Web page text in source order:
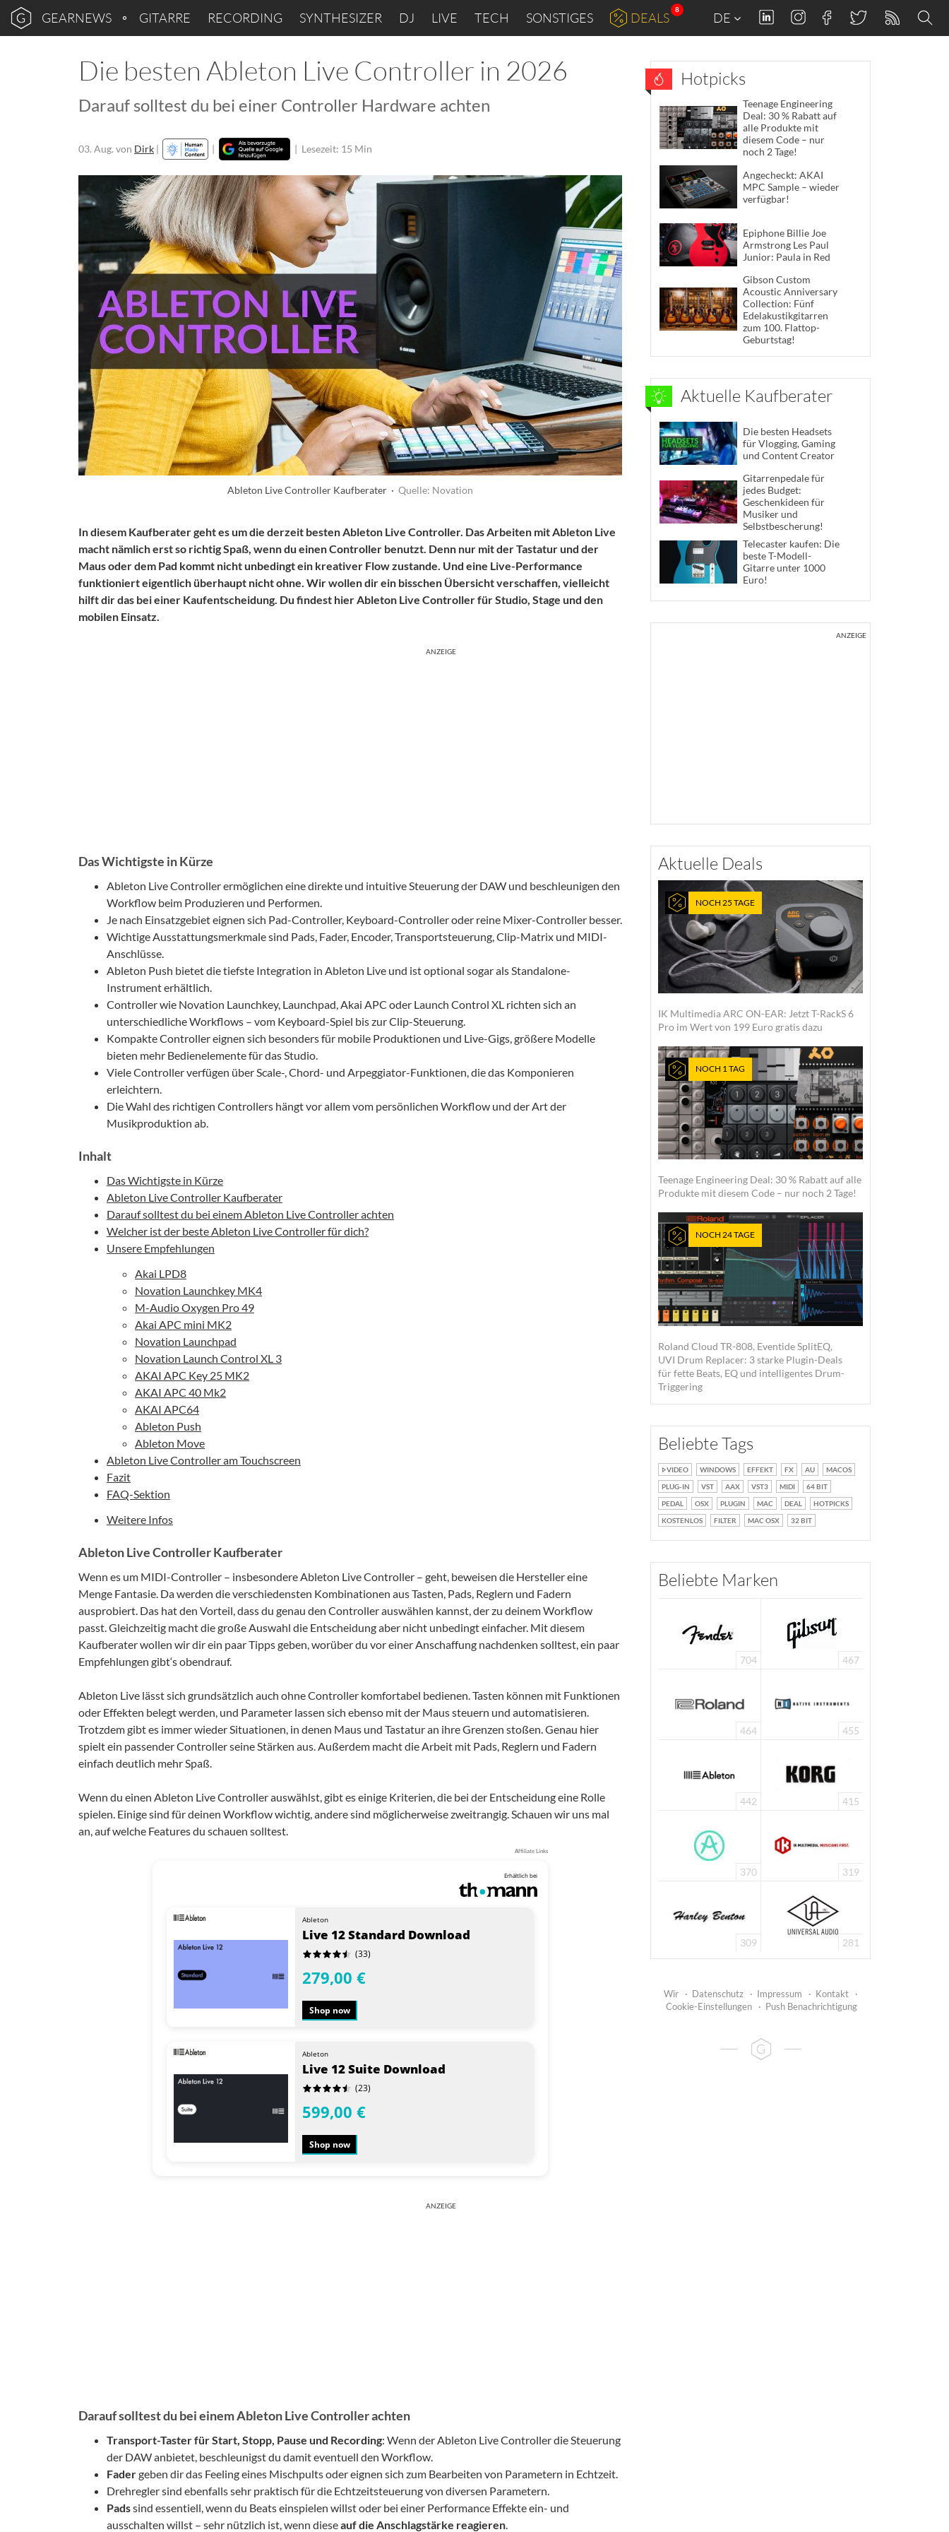
GEARNEWS GITARRE RECORDING SYNTHESIZER DJ LIVE TECH SONSTIGES DEALS
8
DE
Die besten Ableton Live Controller in 2026
Darauf solltest du bei einer Controller Hardware achten
03. Aug. von Dirk | | | Lesezeit: 15 Min
Ableton Live Controller Kaufberater · Quelle: Novation
In diesem Kaufberater geht es um die derzeit besten Ableton Live Controller. Das Arbeiten mit Ableton Live
macht nämlich erst so richtig Spaß, wenn du einen Controller benutzt. Denn nur mit der Tastatur und der
Maus oder dem Pad kommt nicht unbedingt ein kreativer Flow zustande. Und eine Live-Performance
funktioniert eigentlich überhaupt nicht ohne. Wir wollen dir ein bisschen Übersicht verschaffen, vielleicht
hilft dir das bei einer Kaufentscheidung. Du findest hier Ableton Live Controller für Studio, Stage und den
mobilen Einsatz.
ANZEIGE
Das Wichtigste in Kürze
Ableton Live Controller ermöglichen eine direkte und intuitive Steuerung der DAW und beschleunigen den
Workflow beim Produzieren und Performen.
Je nach Einsatzgebiet eignen sich Pad-Controller, Keyboard-Controller oder reine Mixer-Controller besser.
Wichtige Ausstattungsmerkmale sind Pads, Fader, Encoder, Transportsteuerung, Clip-Matrix und MIDI-
Anschlüsse.
Ableton Push bietet die tiefste Integration in Ableton Live und ist optional sogar als Standalone-
Instrument erhältlich.
Controller wie Novation Launchkey, Launchpad, Akai APC oder Launch Control XL richten sich an
unterschiedliche Workflows – vom Keyboard-Spiel bis zur Clip-Steuerung.
Kompakte Controller eignen sich besonders für mobile Produktionen und Live-Gigs, größere Modelle
bieten mehr Bedienelemente für das Studio.
Viele Controller verfügen über Scale-, Chord- und Arpeggiator-Funktionen, die das Komponieren
erleichtern.
Die Wahl des richtigen Controllers hängt vor allem vom persönlichen Workflow und der Art der
Musikproduktion ab.
Inhalt
Das Wichtigste in Kürze
Ableton Live Controller Kaufberater
Darauf solltest du bei einem Ableton Live Controller achten
Welcher ist der beste Ableton Live Controller für dich?
Unsere Empfehlungen
Akai LPD8
Novation Launchkey MK4
M-Audio Oxygen Pro 49
Akai APC mini MK2
Novation Launchpad
Novation Launch Control XL 3
AKAI APC Key 25 MK2
AKAI APC 40 Mk2
AKAI APC64
Ableton Push
Ableton Move
Ableton Live Controller am Touchscreen
Fazit
FAQ-Sektion
Weitere Infos
Ableton Live Controller Kaufberater
Wenn es um MIDI-Controller – insbesondere Ableton Live Controller – geht, beweisen die Hersteller eine
Menge Fantasie. Da werden die verschiedensten Kombinationen aus Tasten, Pads, Reglern und Fadern
ausprobiert. Das hat den Vorteil, dass du genau den Controller auswählen kannst, der zu deinem Workflow
passt. Gleichzeitig macht die große Auswahl die Entscheidung aber nicht unbedingt einfacher. Mit diesem
Kaufberater wollen wir dir ein paar Tipps geben, worüber du vor einer Anschaffung nachdenken solltest, ein paar
Empfehlungen gibt‘s obendrauf.
Ableton Live lässt sich grundsätzlich auch ohne Controller komfortabel bedienen. Tasten können mit Funktionen
oder Effekten belegt werden, und Parameter lassen sich ebenso mit der Maus steuern und automatisieren.
Trotzdem gibt es immer wieder Situationen, in denen Maus und Tastatur an ihre Grenzen stoßen. Genau hier
spielt ein passender Controller seine Stärken aus. Außerdem macht die Arbeit mit Pads, Reglern und Fadern
einfach deutlich mehr Spaß.
Wenn du einen Ableton Live Controller auswählst, gibt es einige Kriterien, die bei der Entscheidung eine Rolle
spielen. Einige sind für deinen Workflow wichtig, andere sind möglicherweise zweitrangig. Schauen wir uns mal
an, auf welche Features du schauen solltest.
Affiliate Links
Erhältlich bei
Ableton
Live 12 Standard Download
(33)
279,00 €
Shop now
Ableton
Live 12 Suite Download
(23)
599,00 €
Shop now
ANZEIGE
Darauf solltest du bei einem Ableton Live Controller achten
Transport-Taster für Start, Stopp, Pause und Recording: Wenn der Ableton Live Controller die Steuerung
der DAW anbietet, beschleunigst du damit eventuell den Workflow.
Fadergeben dir das Feeling eines Mischpults oder eignen sich zum Bearbeiten von Parametern in Echtzeit.
Drehregler sind ebenfalls sehr praktisch für die Echtzeitsteuerung von diversen Parametern.
Padssind essentiell, wenn du Beats einspielen willst oder bei einer Performance Effekte ein- und
ausschalten willst – sehr nützlich ist, wenn dieseauf die Anschlagstärke reagieren.
Hotpicks
Teenage Engineering
Deal: 30 % Rabatt auf
alle Produkte mit
diesem Code – nur
noch 2 Tage!
Angecheckt: AKAI
MPC Sample – wieder
verfügbar!
Epiphone Billie Joe
Armstrong Les Paul
Junior: Paula in Red
Gibson Custom
Acoustic Anniversary
Collection: Fünf
Edelakustikgitarren
zum 100. Flattop-
Geburtstag!
Aktuelle Kaufberater
Die besten Headsets
für Vlogging, Gaming
und Content Creator
Gitarrenpedale für
jedes Budget:
Geschenkideen für
Musiker und
Selbstbescherung!
Telecaster kaufen: Die
beste T-Modell-
Gitarre unter 1000
Euro!
ANZEIGE
Aktuelle Deals
NOCH 25 TAGE
IK Multimedia ARC ON-EAR: Jetzt T-RackS 6
Pro im Wert von 199 Euro gratis dazu
NOCH 1 TAG
Teenage Engineering Deal: 30 % Rabatt auf alle
Produkte mit diesem Code – nur noch 2 Tage!
NOCH 24 TAGE
Roland Cloud TR-808, Eventide SplitEQ,
UVI Drum Replacer: 3 starke Plugin-Deals
für fette Beats, EQ und intelligentes Drum-
Triggering
Beliebte Tags
VIDEO WINDOWS EFFEKT FX AU
MACOS
PLUG-IN
VST AAX VST3 MIDI
64 BIT
PEDAL
OSX PLUGIN MAC DEAL
HOTPICKS
KOSTENLOS
FILTER MAC OSX 32 BIT
Beliebte Marken
704 467
464 455
442 415
370 319
309 281
Wir · Datenschutz · Impressum · Kontakt
·
Cookie-Einstellungen
· Push Benachrichtigung